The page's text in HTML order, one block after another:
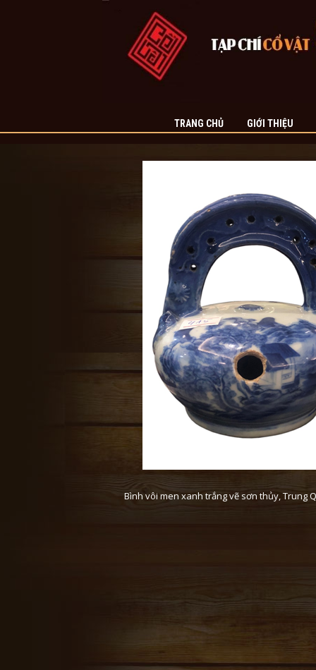
TRANG CHỦ GIỚI THIỆU
Bình vôi men xanh trắng vẽ sơn thủy, Trung